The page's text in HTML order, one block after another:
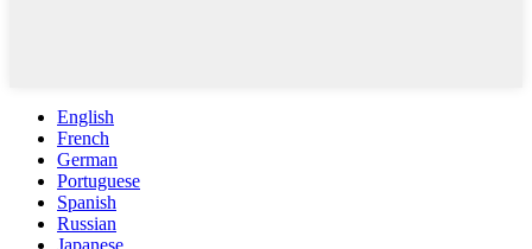
English
French
German
Portuguese
Spanish
Russian